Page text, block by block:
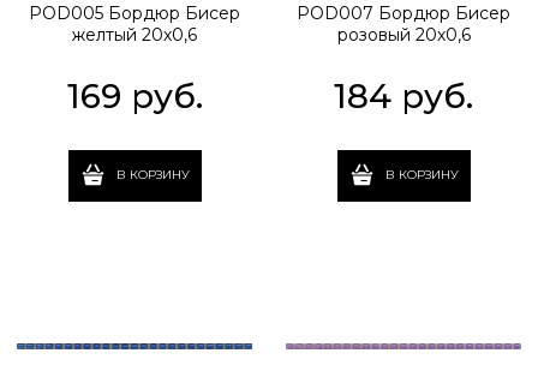
POD005 Бордюр Бисер
желтый 20х0,6
169 руб.
В КОРЗИНУ
POD007 Бордюр Бисер
розовый 20х0,6
184 руб.
В КОРЗИНУ